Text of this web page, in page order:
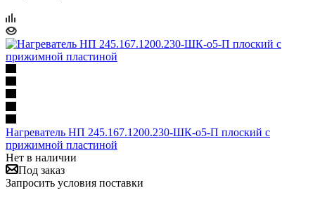
Нагреватель НП 245.167.1200.230-ШК-о5-П плоский с
прижимной пластиной
Нет в наличии
Под заказ
Запросить условия поставки